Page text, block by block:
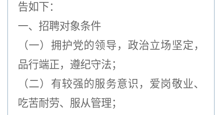
告如下：
一、招聘对象条件
（一）拥护党的领导，政治立场坚定，
品行端正，遵纪守法；
（二）有较强的服务意识，爱岗敬业、
吃苦耐劳、服从管理；